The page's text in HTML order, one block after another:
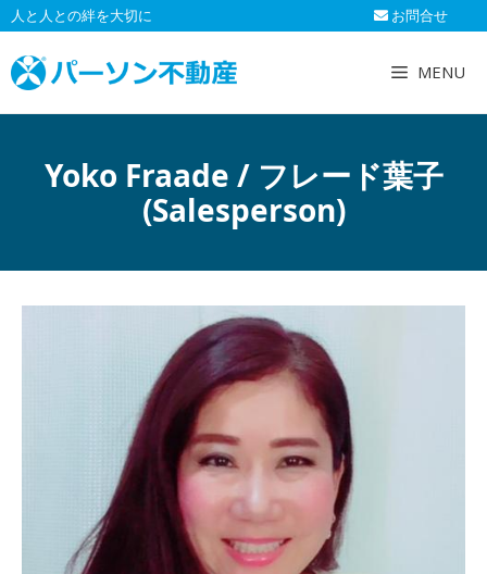
コ
ン
テ
ン
ツ
人と人との絆を大切に お問合せ
MENU
Yoko Fraade / フレード葉子
(Salesperson)